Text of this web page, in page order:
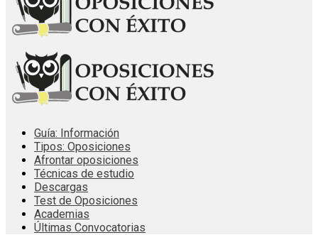
Guía: Información
Tipos: Oposiciones
Afrontar oposiciones
Técnicas de estudio
Descargas
Test de Oposiciones
Academias
Últimas Convocatorias